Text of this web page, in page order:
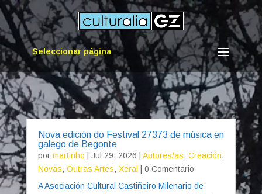
Seleccionar página
Nova edición do Festival 27373 de música en
galego de Begonte
por martinho Jul 29, 2026 Autores/as, Creación,
Novas, Outras Artes, Xeral
| 0 Comentario
A Asociación Cultural Castiñeiro Milenario de